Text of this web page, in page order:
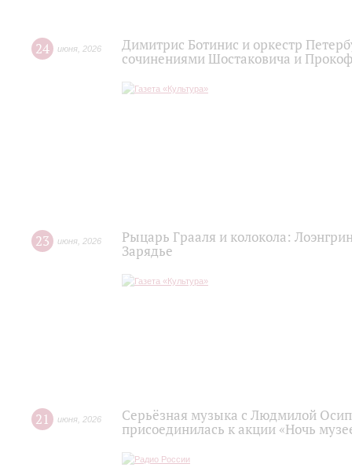
24 июня 2026
Димитрис Ботинис и оркестр
сочинениями Шостаковича и
23 июня 2026
Рыцарь Грааля и колокола:
Зарядье
21 июня 2026
Серьёзная музыка с Людмилой
присоединилась к акции «Ночь